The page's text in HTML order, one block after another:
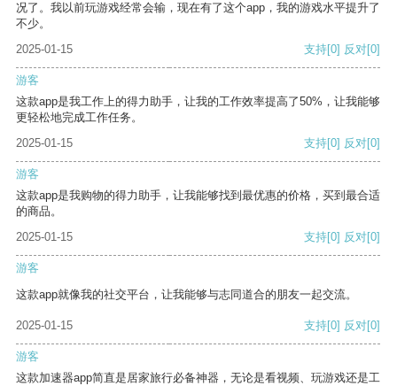
况了。我以前玩游戏经常会输，现在有了这个app，我的游戏水平提升了
不少。
2025-01-15
支持[0] 反对[0]
游客
这款app是我工作上的得力助手，让我的工作效率提高了50%，让我能够
更轻松地完成工作任务。
2025-01-15
支持[0] 反对[0]
游客
这款app是我购物的得力助手，让我能够找到最优惠的价格，买到最合适
的商品。
2025-01-15
支持[0] 反对[0]
游客
这款app就像我的社交平台，让我能够与志同道合的朋友一起交流。
2025-01-15 支持[0] 反对[0]
游客
这款加速器app简直是居家旅行必备神器，无论是看视频、玩游戏还是工